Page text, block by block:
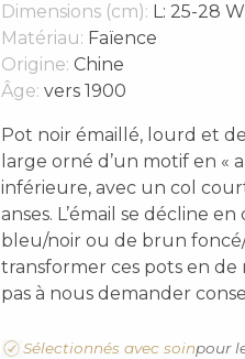
Dimensions (cm): L: 25-28
Matériau: Faïence
Origine: Chine
Âge: vers 1900
Pot noir émaillé, lourd et
large orné d’un motif en «
inférieure, avec un col
anses. L’émail se décline
bleu/noir ou de brun
transformer ces pots en de
pas à nous demander
Sélectionnés avec soinpour